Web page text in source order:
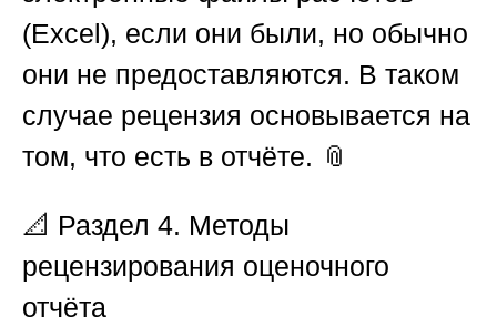
(Excel), если они были, но обычно
они не предоставляются. В таком
случае рецензия основывается на
том, что есть в отчёте. 📎
📐 Раздел 4. Методы
рецензирования оценочного
отчёта